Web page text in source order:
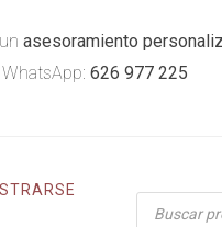
asesoramiento
WhatsApp: 626 977 225
Búsqueda